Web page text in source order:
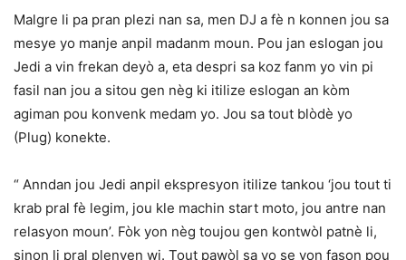
Malgre li pa pran plezi nan sa, men DJ a fè n konnen jou sa
mesye yo manje anpil madanm moun. Pou jan eslogan jou
Jedi a vin frekan deyò a, eta despri sa koz fanm yo vin pi
fasil nan jou a sitou gen nèg ki itilize eslogan an kòm
agiman pou konvenk medam yo. Jou sa tout blòdè yo
(Plug) konekte.
“ Anndan jou Jedi anpil ekspresyon itilize tankou ‘jou tout ti
krab pral fè legim, jou kle machin start moto, jou antre nan
relasyon moun’. Fòk yon nèg toujou gen kontwòl patnè li,
sinon li pral plenyen wi. Tout pawòl sa yo se yon fason pou